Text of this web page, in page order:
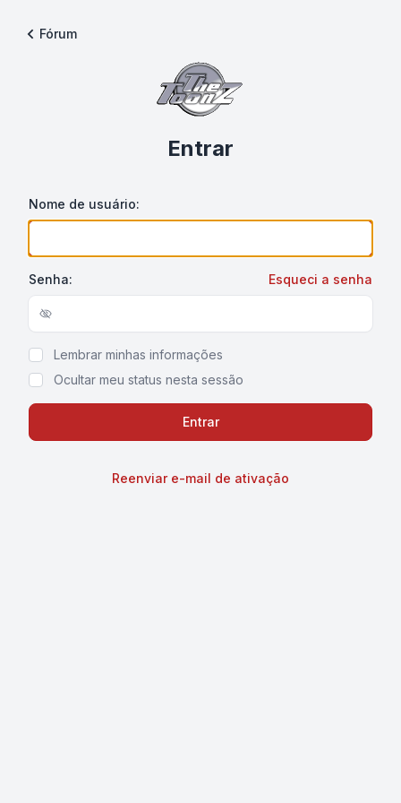
Fórum
Entrar
Nome de usuário:
Senha: Esqueci a senha
Show/hide password
Lembrar minhas informações
Ocultar meu status nesta sessão
Reenviar e-mail de ativação